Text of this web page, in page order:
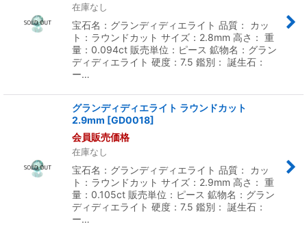
在庫なし
宝石名：グランディディエライト 品質： カッ
ト：ラウンドカット サイズ：2.8mm 高さ： 重
量：0.094ct 販売単位：ピース 鉱物名：グラン
ディディエライト 硬度：7.5 鑑別： 誕生石：
ー…
グランディディエライト ラウンドカット
2.9mm [GD0018]
会員販売価格
在庫なし
宝石名：グランディディエライト 品質： カッ
ト：ラウンドカット サイズ：2.9mm 高さ： 重
量：0.105ct 販売単位：ピース 鉱物名：グラン
ディディエライト 硬度：7.5 鑑別： 誕生石：
ー…